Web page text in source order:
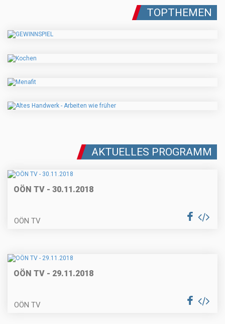
TOPTHEMEN
AKTUELLES PROGRAMM
OÖN TV - 30.11.2018
OÖN TV
OÖN TV - 29.11.2018
OÖN TV